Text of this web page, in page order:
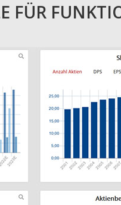
FÜR